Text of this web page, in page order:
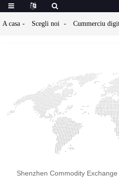
A casa Scegli noi Cummerciu
Shenzhen Commodity